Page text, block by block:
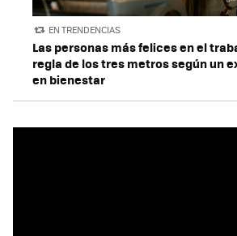
EN TRENDENCIAS
Las personas más felices en el
regla de los tres metros según un
en bienestar